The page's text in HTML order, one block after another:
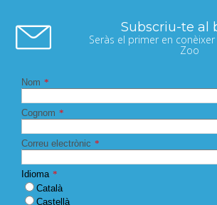
Subscriu-te al
Seràs el primer en
Zoo